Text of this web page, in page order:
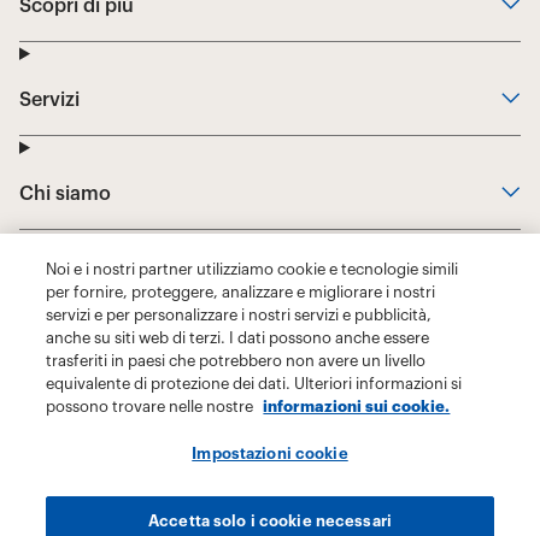
Noi e i nostri partner utilizziamo cookie e tecnologie simili
per fornire, proteggere, analizzare e migliorare i nostri
servizi e per personalizzare i nostri servizi e pubblicità,
anche su siti web di terzi. I dati possono anche essere
trasferiti in paesi che potrebbero non avere un livello
equivalente di protezione dei dati. Ulteriori informazioni si
possono trovare nelle nostre
informazioni sui cookie.
Impostazioni cookie
Accetta solo i cookie necessari